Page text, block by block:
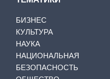
БИЗНЕС
КУЛЬТУРА
НАУКА
НАЦИОНАЛЬНАЯ
БЕЗОПАСНОСТЬ